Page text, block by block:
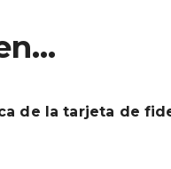
de la tarjeta de